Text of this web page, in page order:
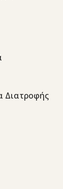
Διατροφής